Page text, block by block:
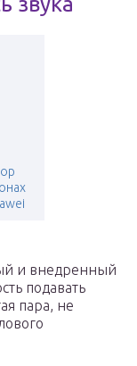
и внедренный
подавать
пара, не